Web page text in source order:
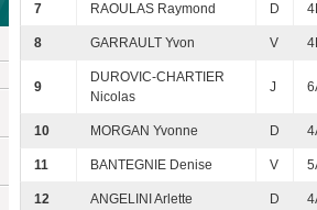
7 RAOULAS Raymond D
8 GARRAULT Yvon V
9
DUROVIC-CHARTIER
Nicolas
J
10 MORGAN Yvonne D
11 BANTEGNIE Denise V
12 ANGELINI Arlette D